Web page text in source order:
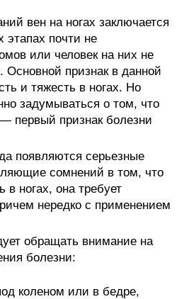
вен на ногах заключается
этапах почти не
или человек на них не
признак в данной
и тяжесть в ногах. Но
задумываться о том, что
первый признак болезни
появляются серьезные
сомнений в том, что
в ногах, она требует
нередко с применением
обращать внимание на
болезни:
коленом или в бедре,